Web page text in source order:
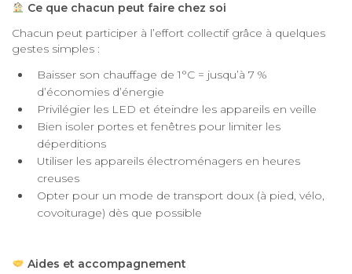
Ce que chacun peut faire chez soi
Chacun peut participer à l’effort collectif grâce à quelques
gestes simples :
Baisser son chauffage de 1°C = jusqu’à 7 %
d’économies d’énergie
Privilégier les LED et éteindre les appareils en veille
Bien isoler portes et fenêtres pour limiter les
déperditions
Utiliser les appareils électroménagers en heures
creuses
Opter pour un mode de transport doux (à pied, vélo,
covoiturage) dès que possible
Aides et accompagnement